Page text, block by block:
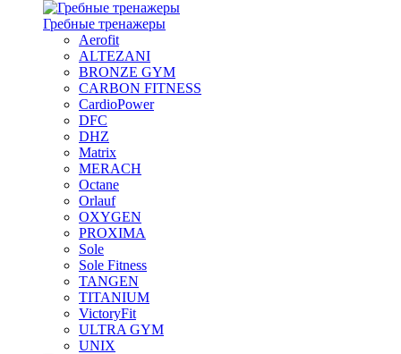
Гребные тренажеры
Aerofit
ALTEZANI
BRONZE GYM
CARBON FITNESS
CardioPower
DFC
DHZ
Matrix
MERACH
Octane
Orlauf
OXYGEN
PROXIMA
Sole
Sole Fitness
TANGEN
TITANIUM
VictoryFit
ULTRA GYM
UNIX